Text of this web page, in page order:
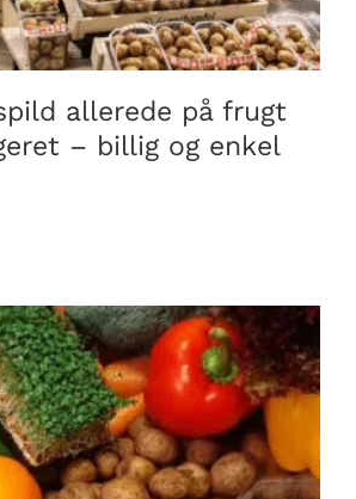
allerede på frugt
– billig og enkel
ionisering i Frugt- og grøntbranchen